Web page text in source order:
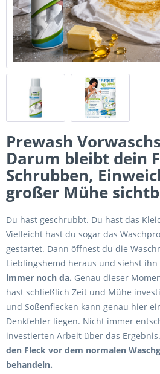
Prewash
Darum bleibt dein
Schrubben,
großer Mühe
Du hast geschrubbt. Du hast das
Vielleicht hast du sogar das
gestartet. Dann öffnest du die
Lieblingshemd heraus und siehst ihn
immer noch da. Genau dieser
hast schließlich Zeit und Mühe
und Soßenflecken kann genau hier
Denkfehler liegen. Nicht immer
investierten Arbeit über das
den Fleck vor dem normalen
behandeln.